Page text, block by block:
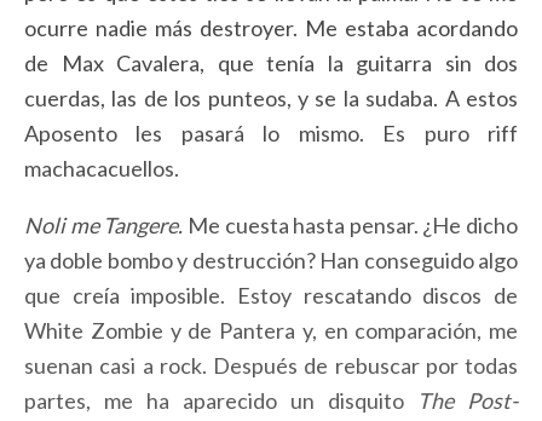
ocurre nadie más destroyer. Me estaba acordando
de Max Cavalera, que tenía la guitarra sin dos
cuerdas, las de los punteos, y se la sudaba. A estos
Aposento les pasará lo mismo. Es puro riff
machacacuellos.
Noli me Tangere. Me cuesta hasta pensar. ¿He dicho
ya doble bombo y destrucción? Han conseguido algo
que creía imposible. Estoy rescatando discos de
White Zombie y de Pantera y, en comparación, me
suenan casi a rock. Después de rebuscar por todas
partes, me ha aparecido un disquito
The Post-